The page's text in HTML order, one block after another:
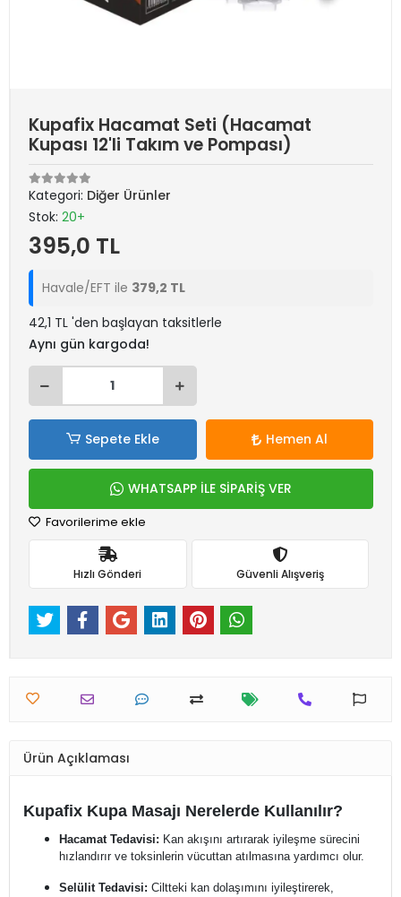
Kupafix Hacamat Seti (Hacamat
Kupası 12'li Takım ve Pompası)
Kategori: Diğer Ürünler
Stok: 20+
395,0 TL
Havale/EFT ile 379,2 TL
42,1 TL 'den başlayan taksitlerle
Aynı gün kargoda!
Sepete Ekle Hemen Al
WHATSAPP İLE SİPARİŞ VER
Favorilerime ekle
Hızlı Gönderi Güvenli Alışveriş
Ürün Açıklaması
Kupafix Kupa Masajı Nerelerde Kullanılır?
Hacamat Tedavisi: Kan akışını artırarak iyileşme sürecini
hızlandırır ve toksinlerin vücuttan atılmasına yardımcı olur.
Selülit Tedavisi: Ciltteki kan dolaşımını iyileştirerek,